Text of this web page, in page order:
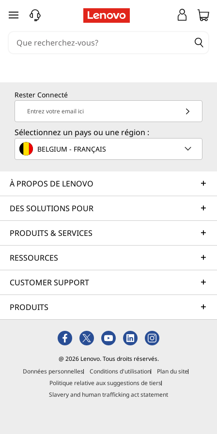
passer au contenu principal
Rester Connecté
Entrez votre email ici
Sélectionnez un pays ou une région :
BELGIUM - FRANÇAIS
À PROPOS DE LENOVO
DES SOLUTIONS POUR
PRODUITS & SERVICES
RESSOURCES
CUSTOMER SUPPORT
PRODUITS
@ 2026 Lenovo. Tous droits réservés.
Données personnelles
Conditions d'utilisation
Plan du site
Politique relative aux suggestions de tiers
Slavery and human trafficking act statement